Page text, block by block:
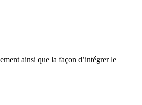
ainsi que la façon d’intégrer le